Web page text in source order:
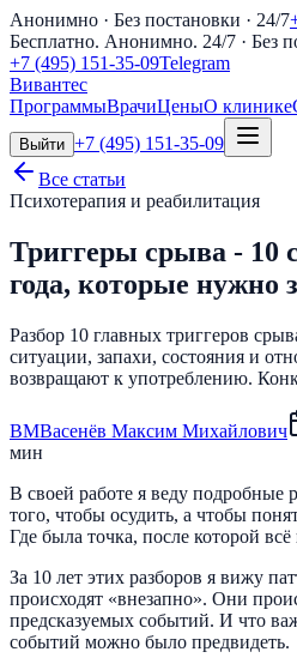
Анонимно · Без постановки · 24/7
Бесплатно. Анонимно. 24/7 · Без
+7 (495) 151-35-09Telegram
Вивантес
ПрограммыВрачиЦеныО клинике
Выйти +7 (495) 151-35-09
Все статьи
Психотерапия и реабилитация
Триггеры срыва - 10
года, которые нужно
Разбор 10 главных триггеров
ситуации, запахи, состояния и
возвращают к употреблению.
ВМВасенёв Максим Михайлович
мин
В своей работе я веду подробные
того, чтобы осудить, а чтобы
Где была точка, после которой
За 10 лет этих разборов я вижу
происходят «внезапно». Они
предсказуемых событий. И что
событий можно было предвидеть.